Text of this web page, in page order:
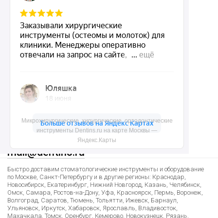
Микрохирургические, хирургические, ортодонтические
инструменты Dentins.ru на карте Москвы —
Яндекс.Карты
Доставка и контакты
Политика конфиденциальности
Карта сайта
8 (495) 150-55-92
mail@dentins.ru
Быстро доставим стоматологические инструменты и оборудование
по Москве, Санкт-Петербургу и в другие регионы: Краснодар,
Новосибирск, Екатеринбург, Нижний Новгород, Казань, Челябинск,
Омск, Самара, Ростов-на-Дону, Уфа, Красноярск, Пермь, Воронеж,
Волгоград, Саратов, Тюмень, Тольятти, Ижевск, Барнаул,
Ульяновск, Иркутск, Хабаровск, Ярославль, Владивосток,
Махачкала, Томск, Оренбург, Кемерово, Новокузнецк, Рязань,